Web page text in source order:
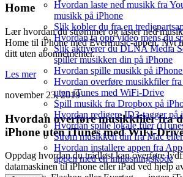
Hvordan laste ned musikk fra
musikk på iPhone
Slik kobler du fra en
Hvordan ta opp video mens du
Slik aktiverer du DLNA Media
spiller musikken din på iPhone
Hvordan spille musikk på
Hvordan overføre musikkfiler
uten iTunes med WiFi-Drive
Spill musikk fra Dropbox på
Hvordan redigere ID3-tagger på
Hvordan spille lokale filer
Strøm musikken din fra Mac
Hvordan installere appen fra
appen med en innløsningskode
Home
Lær hvordan du strømmer og laster ned
Home til iPhone med Evermusic-appen. Nyt
ditt uten abonnementer.
Les mer
november 23, 2019
Hvordan overføre musikkfiler fra
iPhone uten iTunes med WiFi-
Oppdag hvordan du trådløst kan overføre
datamaskinen til iPhone eller iPad ved hjelp